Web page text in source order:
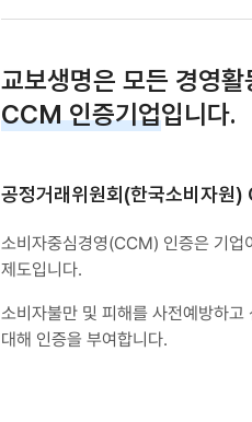
교보생명은 모든 경영활
CCM 인증기업입니다.
공정거래위원회(한국소비자원)
소비자중심경영(CCM) 인증은 기업
제도입니다.
소비자불만 및 피해를 사전예방하
대해 인증을 부여합니다.